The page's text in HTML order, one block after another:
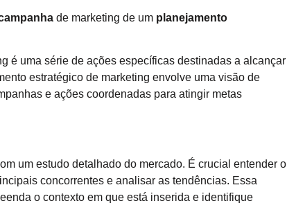
de marketing de um planejamento
é uma série de ações específicas destinadas a alcançar
estratégico de marketing envolve uma visão de
e ações coordenadas para atingir metas
um estudo detalhado do mercado. É crucial entender o
concorrentes e analisar as tendências. Essa
o contexto em que está inserida e identifique